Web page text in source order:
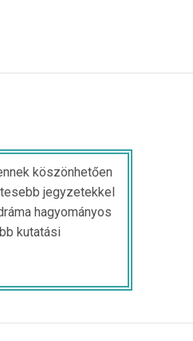
köszönhetően
jegyzetekkel
hagyományos
kutatási